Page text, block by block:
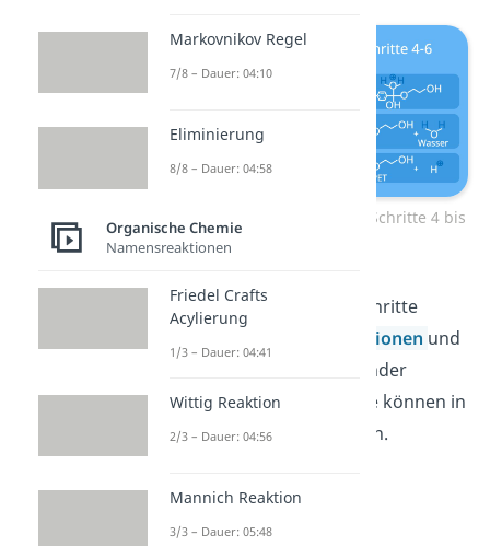
Polykondensation von PET – Schritte 4 bis
Beachte:Alle Reaktionsschritte
Gleichgewichtsreaktionen und
können sich somit ineinander
umwandeln. Das heißt, sie können in
beide Richtungen ablaufen.
Markovnikov Regel
7/8 – Dauer: 04:10
Eliminierung
8/8 – Dauer: 04:58
Organische Chemie
Namensreaktionen
Friedel Crafts
Acylierung
1/3 – Dauer: 04:41
Wittig Reaktion
2/3 – Dauer: 04:56
Mannich Reaktion
3/3 – Dauer: 05:48